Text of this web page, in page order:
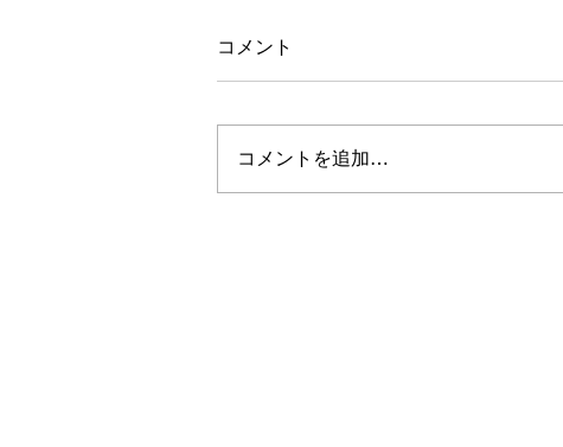
許しがたい暴挙ー茨木AHT事件で
コメント
コメントを追加…